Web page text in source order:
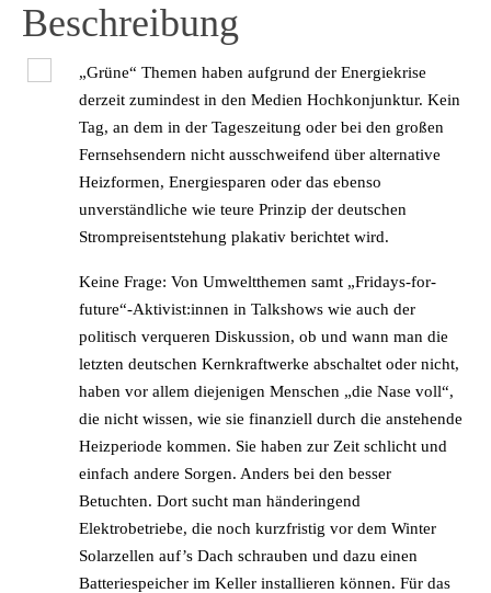
Beschreibung
„Grüne“ Themen haben aufgrund der Energiekrise
derzeit zumindest in den Medien Hochkonjunktur. Kein
Tag, an dem in der Tageszeitung oder bei den großen
Fernsehsendern nicht ausschweifend über alternative
Heizformen, Energiesparen oder das ebenso
unverständliche wie teure Prinzip der deutschen
Strompreisentstehung plakativ berichtet wird.
Keine Frage: Von Umweltthemen samt „Fridays-for-
future“-Aktivist:innen in Talkshows wie auch der
politisch verqueren Diskussion, ob und wann man die
letzten deutschen Kernkraftwerke abschaltet oder nicht,
haben vor allem diejenigen Menschen „die Nase voll“,
die nicht wissen, wie sie finanziell durch die anstehende
Heizperiode kommen. Sie haben zur Zeit schlicht und
einfach andere Sorgen. Anders bei den besser
Betuchten. Dort sucht man händeringend
Elektrobetriebe, die noch kurzfristig vor dem Winter
Solarzellen auf’s Dach schrauben und dazu einen
Batteriespeicher im Keller installieren können. Für das